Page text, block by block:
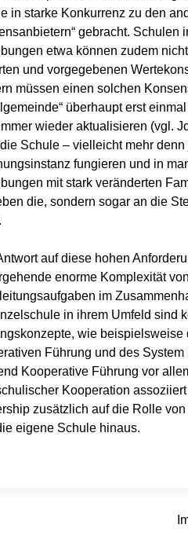
in starke Konkurrenz zu den
gebracht. Schulen
etwa können zudem
und vorgegebenen
müssen einen solchen
überhaupt erst einmal
wieder aktualisieren (vgl.
Schule – vielleicht mehr denn
fungieren und in
mit stark veränderten
die, sondern sogar an die
auf diese hohen
enorme Komplexität von
im
in ihrem Umfeld sind
wie beispielsweise
Führung und des System
Kooperative Führung vor
Kooperation
zusätzlich auf die Rolle
eigene Schule hinaus.